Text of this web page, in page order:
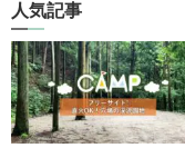
人気記事